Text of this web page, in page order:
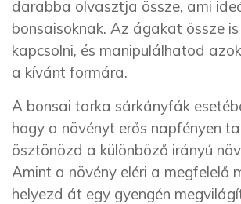
darabba olvasztja össze, ami
bonsaisoknak. Az ágakat össze
kapcsolni, és manipulálhatod
a kívánt formára.
A bonsai tarka sárkányfák
hogy a növényt erős napfényen
ösztönözd a különböző irányú
Amint a növény eléri a megfelelő
helyezd át egy gyengén